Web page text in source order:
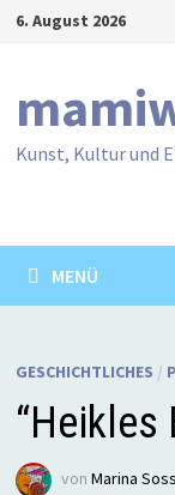
Zum6. August 2026
Kunst, Kultur und
MENÜ
GESCHICHTLICHES /
“Heikles
von Marina